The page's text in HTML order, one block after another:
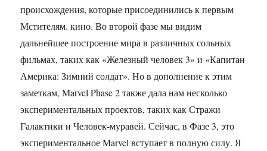
происхождения, которые присоединились к первым
Мстителям. кино. Во второй фазе мы видим
дальнейшее построение мира в различных сольных
фильмах, таких как «Железный человек 3» и «Капитан
Америка: Зимний солдат». Но в дополнение к этим
заметкам, Marvel Phase 2 также дала нам несколько
экспериментальных проектов, таких как Стражи
Галактики и Человек-муравей. Сейчас, в Фазе 3, это
экспериментальное Marvel вступает в полную силу. Я